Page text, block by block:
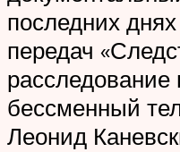
последних
передач
расследование
бессменный
Леонид